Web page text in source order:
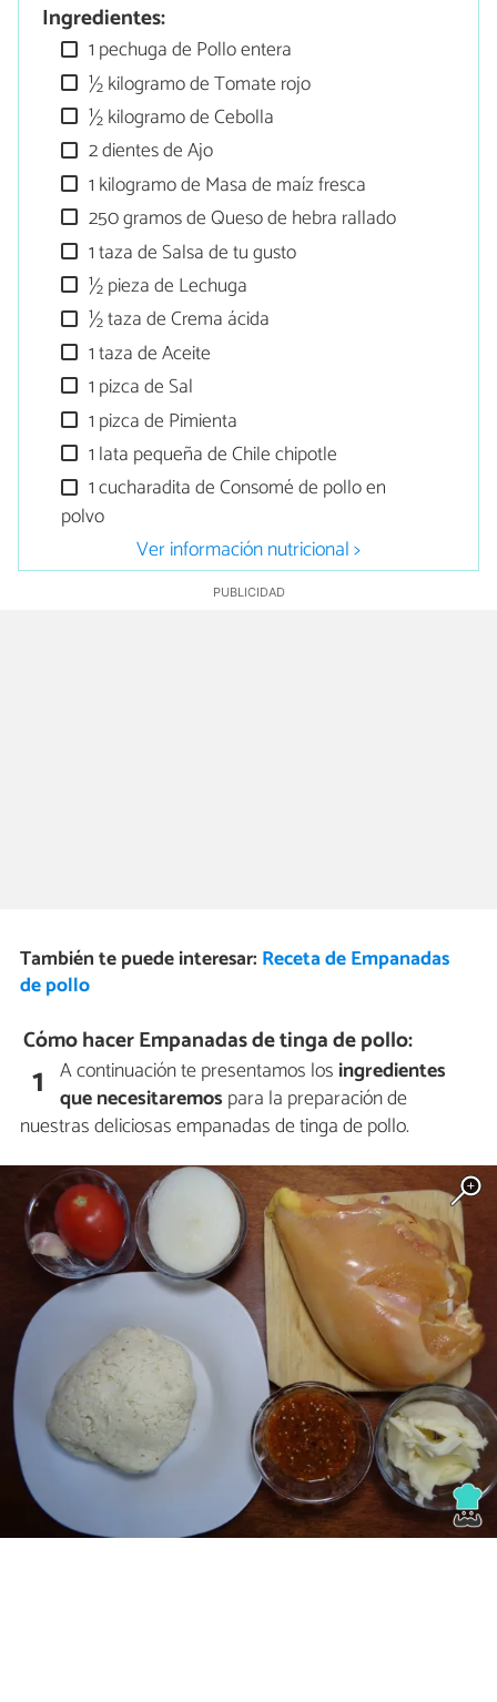
Ingredientes:
1 pechuga de Pollo entera
½ kilogramo de Tomate rojo
½ kilogramo de Cebolla
2 dientes de Ajo
1 kilogramo de Masa de maíz fresca
250 gramos de Queso de hebra rallado
1 taza de Salsa de tu gusto
½ pieza de Lechuga
½ taza de Crema ácida
1 taza de Aceite
1 pizca de Sal
1 pizca de Pimienta
1 lata pequeña de Chile chipotle
1 cucharadita de Consomé de pollo en
polvo
Ver información nutricional >
También te puede interesar: Receta de Empanadas
de pollo
Cómo hacer Empanadas de tinga de pollo:
1 A continuación te presentamos los ingredientes
que necesitaremos para la preparación de
nuestras deliciosas empanadas de tinga de pollo.